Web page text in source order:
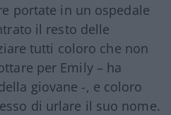
portate in un ospedale
il resto delle
tutti coloro che non
per Emily – ha
giovane -, e coloro
di urlare il suo nome.